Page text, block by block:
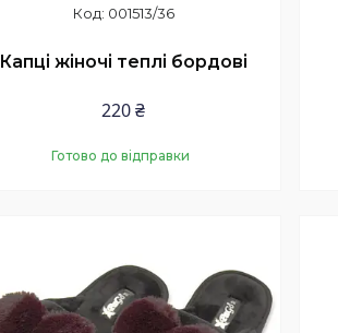
001513/36
Капці жіночі теплі бордові
220 ₴
Готово до відправки